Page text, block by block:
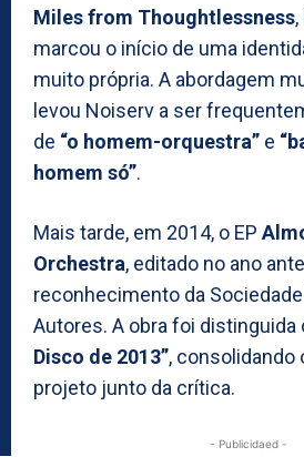
Miles from Thoughtlessness
marcou o início de uma
muito própria. A abordagem
levou Noiserv a ser
de “o homem-orquestra” e
homem só”.
Mais tarde, em 2014, o EP
Orchestra, editado no ano
reconhecimento da
Autores. A obra foi distinguida
Disco de 2013”, consolidando
projeto junto da crítica.
- Publicidaed -